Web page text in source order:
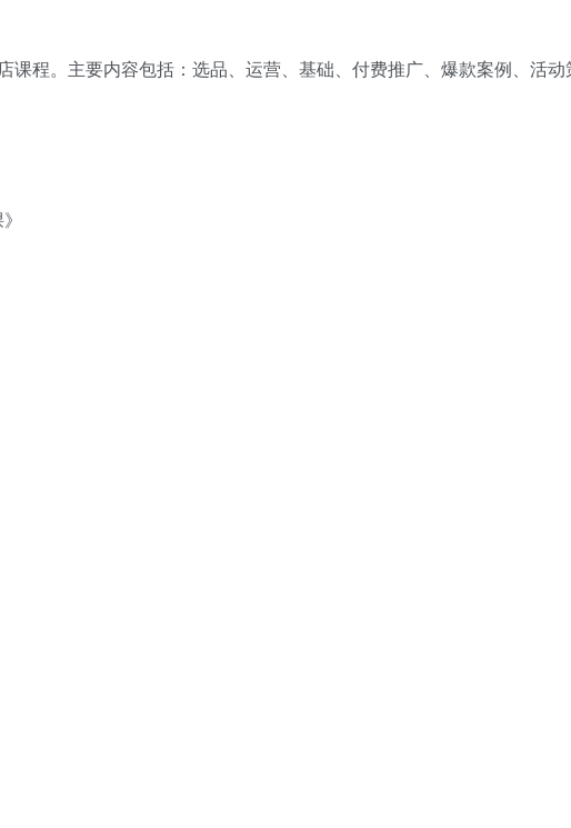
课程。主要内容包括：选品、运营、基础、付费推广、爆款案例、活动